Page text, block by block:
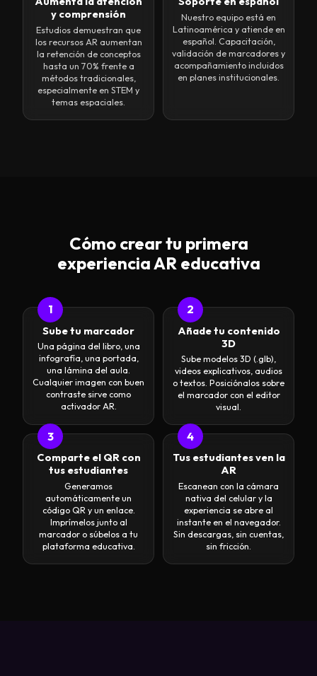
y comprensión
Estudios demuestran que
los recursos AR aumentan
la retención de conceptos
hasta un 70% frente a
métodos tradicionales,
especialmente en STEM y
temas espaciales.
Nuestro equipo está en
Latinoamérica y atiende en
español. Capacitación,
validación de marcadores y
acompañamiento incluidos
en planes institucionales.
Cómo crear tu primera
experiencia AR educativa
1
Sube tu marcador
Una página del libro, una
infografía, una portada,
una lámina del aula.
Cualquier imagen con buen
contraste sirve como
activador AR.
2
Añade tu contenido
3D
Sube modelos 3D (.glb),
videos explicativos, audios
o textos. Posiciónalos sobre
el marcador con el editor
visual.
3
Comparte el QR con
tus estudiantes
Generamos
automáticamente un
código QR y un enlace.
Imprímelos junto al
marcador o súbelos a tu
plataforma educativa.
4
Tus estudiantes ven la
AR
Escanean con la cámara
nativa del celular y la
experiencia se abre al
instante en el navegador.
Sin descargas, sin cuentas,
sin fricción.